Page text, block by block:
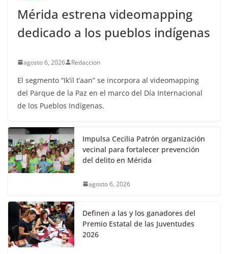
Mérida estrena videomapping
dedicado a los pueblos indígenas
agosto 6, 2026 Redaccion
El segmento “Ik’il t’aan” se incorpora al videomapping
del Parque de la Paz en el marco del Día Internacional
de los Pueblos Indígenas.
Impulsa Cecilia Patrón organización
vecinal para fortalecer prevención
del delito en Mérida
agosto 6, 2026
Definen a las y los ganadores del
Premio Estatal de las Juventudes
2026